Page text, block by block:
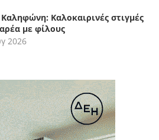
Καλοκαιρινές στιγμές
με φίλους
2026